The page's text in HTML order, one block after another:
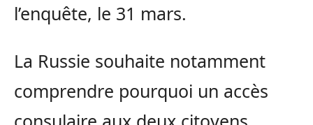
l’enquête, le 31 mars.
La Russie souhaite notamment
comprendre pourquoi un accès